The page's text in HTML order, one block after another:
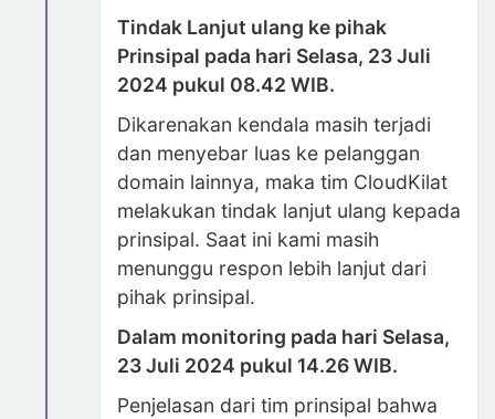
Tindak Lanjut ulang ke pihak
Prinsipal pada hari Selasa, 23 Juli
2024 pukul 08.42 WIB.
Dikarenakan kendala masih terjadi
dan menyebar luas ke pelanggan
domain lainnya, maka tim CloudKilat
melakukan tindak lanjut ulang kepada
prinsipal. Saat ini kami masih
menunggu respon lebih lanjut dari
pihak prinsipal.
Dalam monitoring pada hari Selasa,
23 Juli 2024 pukul 14.26 WIB.
Penjelasan dari tim prinsipal bahwa